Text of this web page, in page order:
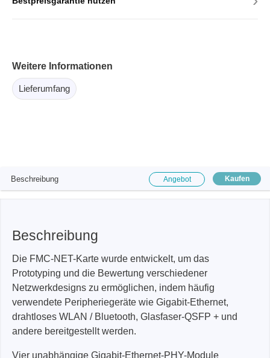
Weitere Informationen
Lieferumfang
Beschreibung Angebot Kaufen
Beschreibung
Die FMC-NET-Karte wurde entwickelt, um das
Prototyping und die Bewertung verschiedener
Netzwerkdesigns zu ermöglichen, indem häufig
verwendete Peripheriegeräte wie Gigabit-Ethernet,
drahtloses WLAN / Bluetooth, Glasfaser-QSFP + und
andere bereitgestellt werden.
Vier unabhängige Gigabit-Ethernet-PHY-Module